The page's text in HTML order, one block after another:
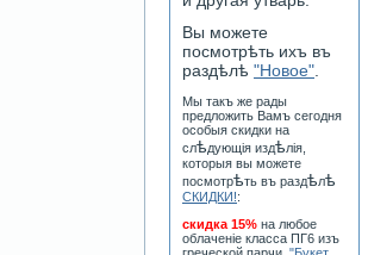
Вы можете
посмотрѣть ихъ въ
раздѣлѣ "Новое"
Мы такъ же рады
предложить Вамъ сегодня
особыя скидки на
слѣдующiя издѣлiя,
которыя вы можете
посмотрѣть въ раздѣлѣ
СКИДКИ!:
скидка 15% на любое
облаченiе класса ПГ6 изъ